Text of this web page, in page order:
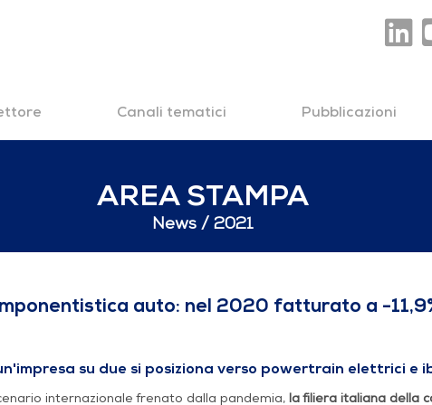
Canali tematici Pubblicazioni
AREA STAMPA
News 2021
nel 2020 fatturato
auto: nel 2020 fatturato a -
su due si posiziona verso powertrain elettrici e
internazionale frenato dalla pandemia, la filiera italiana della